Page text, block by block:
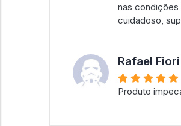
nas condições
cuidadoso,
Rafael
Produto